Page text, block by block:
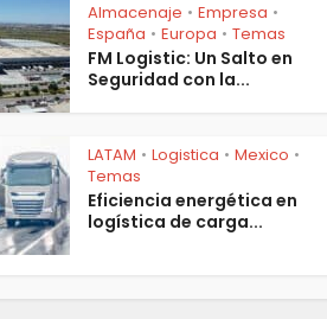
Almacenaje • Empresa •
España • Europa • Temas
FM Logistic: Un Salto en
Seguridad con la...
LATAM • Logistica • Mexico •
Temas
Eficiencia energética en
logística de carga...